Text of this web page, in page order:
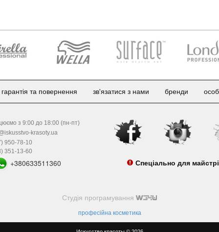
гарантія та повернення зв'язатися з нами бренди
з 9:00 до 18:00 (пн-пт)
krasoty.ua
950-78-10
351-13-60
+380633511360 Спеціально для
Студія програмування
професійна косметика